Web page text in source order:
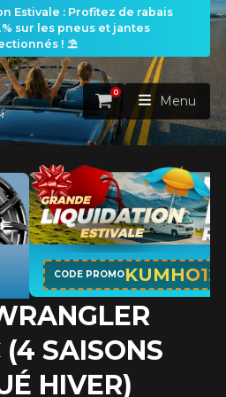
Estivale : Profitez de rabais
sur les pneus et jantes
! ⛱️
PNEUS VOIR TOUT
Par véhicule
ROUES VOIR TOUT
Par dimensions
Panier
0
Menu
SAISONS
HIVER)
APPLICABLE SUR TOUT ACHAT DE 4
PNEUS DE MARQUE KUMHO*
PLUS
D'INFO